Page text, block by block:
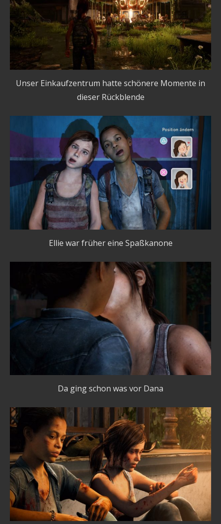
Unser Einkaufzentrum hatte schönere Momente in
dieser Rückblende
Ellie war früher eine Spaßkanone
Da ging schon was vor Dana